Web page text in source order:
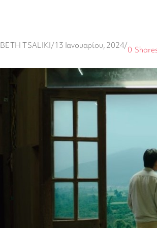
BETH TSALIKI/13 Ιανουαρίου, 2024/0